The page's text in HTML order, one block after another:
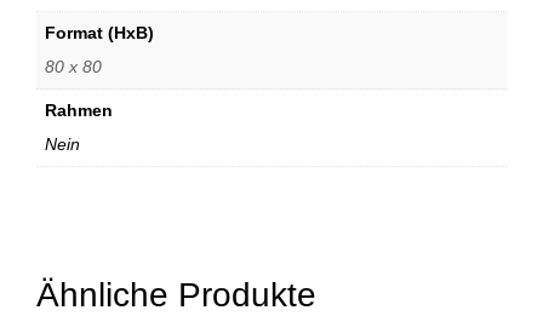
Format (HxB)
80 x 80
Rahmen
Nein
Ähnliche Produkte